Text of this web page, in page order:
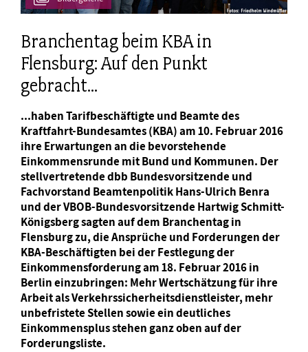
Branchentag beim KBA in
Flensburg: Auf den Punkt
gebracht...
...haben Tarifbeschäftigte und Beamte des
Kraftfahrt-Bundesamtes (KBA) am 10. Februar 2016
ihre Erwartungen an die bevorstehende
Einkommensrunde mit Bund und Kommunen. Der
stellvertretende dbb Bundesvorsitzende und
Fachvorstand Beamtenpolitik Hans-Ulrich Benra
und der VBOB-Bundesvorsitzende Hartwig Schmitt-
Königsberg sagten auf dem Branchentag in
Flensburg zu, die Ansprüche und Forderungen der
KBA-Beschäftigten bei der Festlegung der
Einkommensforderung am 18. Februar 2016 in
Berlin einzubringen: Mehr Wertschätzung für ihre
Arbeit als Verkehrssicherheitsdienstleister, mehr
unbefristete Stellen sowie ein deutliches
Einkommensplus stehen ganz oben auf der
Forderungsliste.